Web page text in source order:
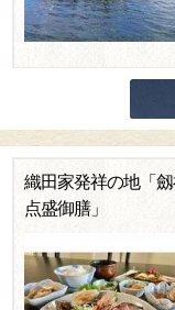
織田家発祥の地「
点盛御膳」